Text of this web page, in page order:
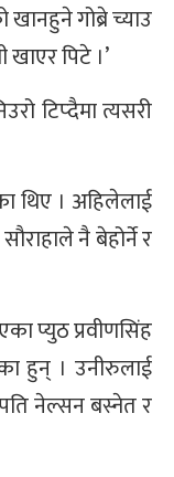
गोब्रे च्याउ
पिटे ।’
टिप्दैमा त्यसरी
थिए । अहिलेलाई
नै बेहोर्ने र
प्युठ प्रवीणसिंह
हुन् । उनीरुलाई
नेल्सन बस्नेत र